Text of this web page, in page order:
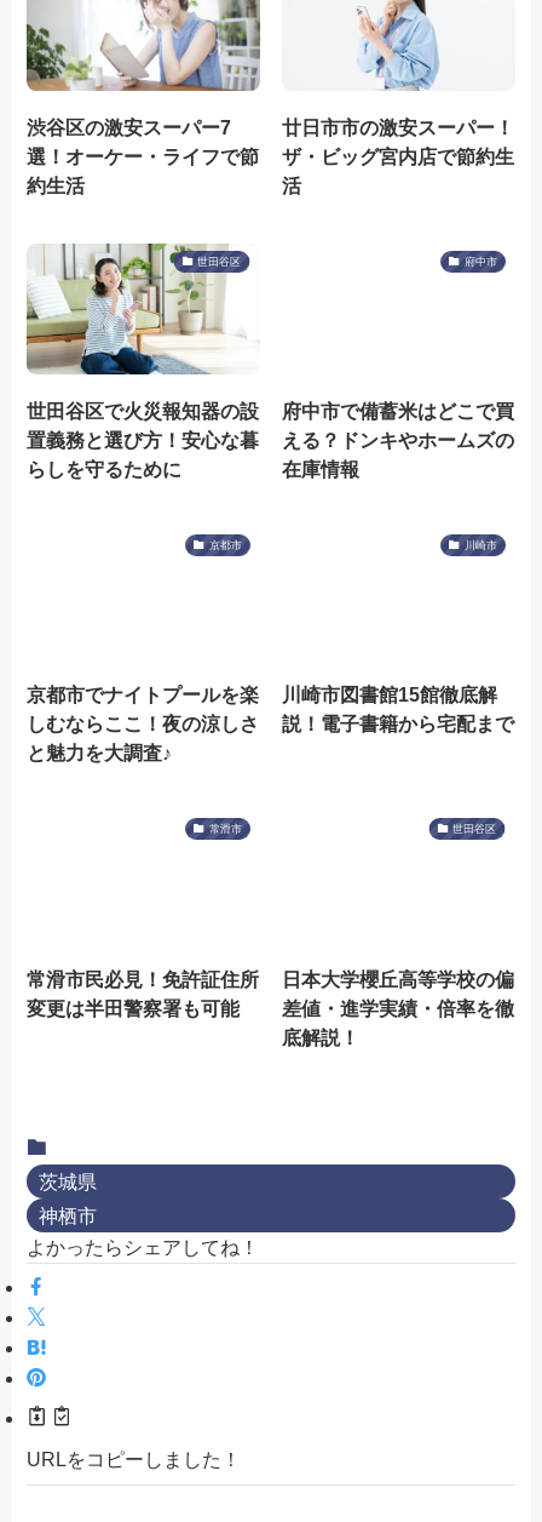
渋谷区の激安スーパー7
選！オーケー・ライフで節
約生活
廿日市市の激安スーパー！
ザ・ビッグ宮内店で節約生
活
世田谷区
世田谷区で火災報知器の設
置義務と選び方！安心な暮
らしを守るために
府中市
府中市で備蓄米はどこで買
える？ドンキやホームズの
在庫情報
京都市
京都市でナイトプールを楽
しむならここ！夜の涼しさ
と魅力を大調査♪
川崎市
川崎市図書館15館徹底解
説！電子書籍から宅配まで
常滑市
常滑市民必見！免許証住所
変更は半田警察署も可能
世田谷区
日本大学櫻丘高等学校の偏
差値・進学実績・倍率を徹
底解説！
茨城県
神栖市
よかったらシェアしてね！
URLをコピーしました！